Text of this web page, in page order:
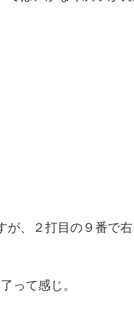
、２打目の９番で右
って感じ。